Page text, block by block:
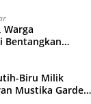
Warga
Bentangkan
Biru Milik
Mustika Garden